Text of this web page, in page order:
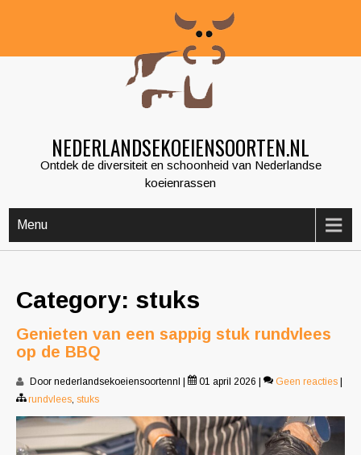
NEDERLANDSEKOEIENSOORTEN.NL
Ontdek de diversiteit en schoonheid van Nederlandse
koeienrassen
Menu
Category: stuks
Genieten van een sappig stuk rundvlees
op de BBQ
Door nederlandsekoeiensoortennl 01 april 2026 Geen reacties
rundvlees, stuks